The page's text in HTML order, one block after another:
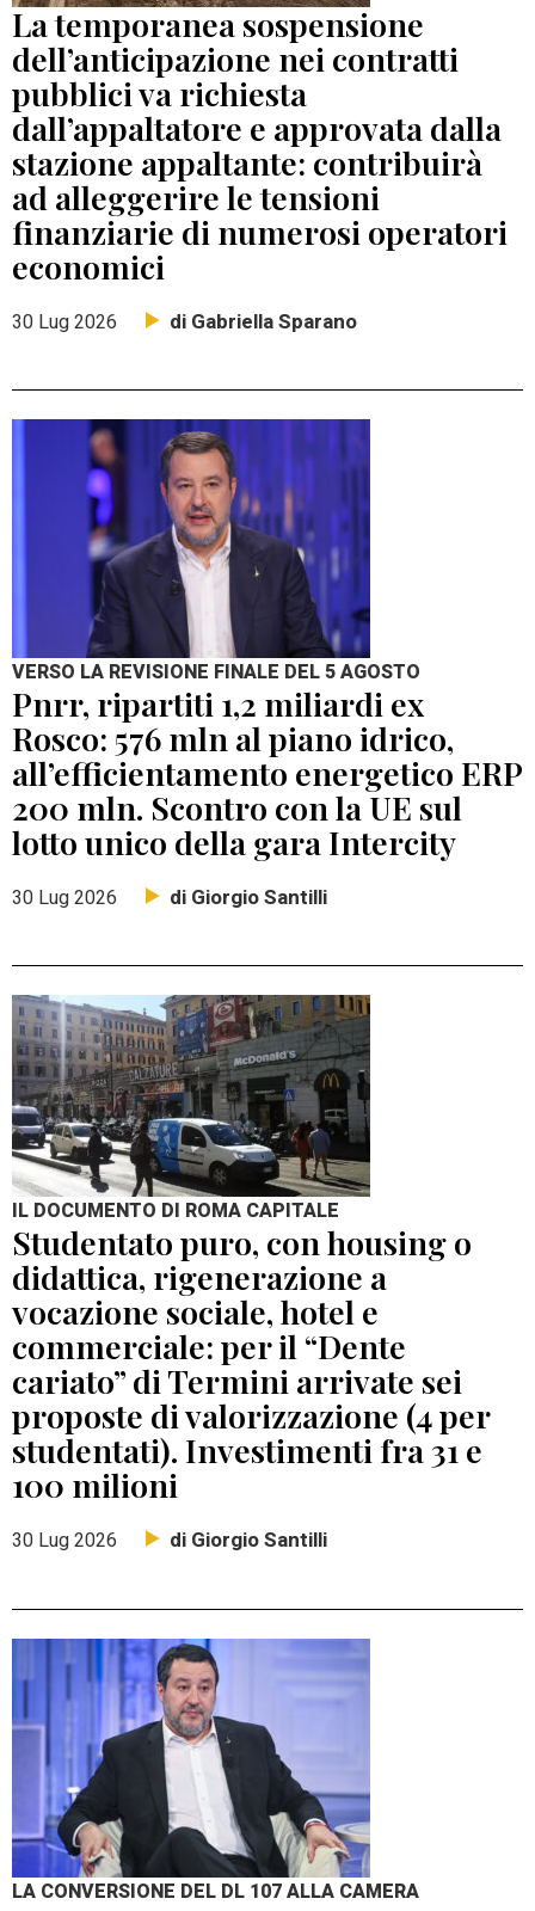
La temporanea sospensione
dell’anticipazione nei contratti
pubblici va richiesta
dall’appaltatore e approvata dalla
stazione appaltante: contribuirà
ad alleggerire le tensioni
finanziarie di numerosi operatori
economici
30 Lug 2026 di Gabriella Sparano
VERSO LA REVISIONE FINALE DEL 5 AGOSTO
Pnrr, ripartiti 1,2 miliardi ex
Rosco: 576 mln al piano idrico,
all’efficientamento energetico ERP
200 mln. Scontro con la UE sul
lotto unico della gara Intercity
30 Lug 2026 di Giorgio Santilli
IL DOCUMENTO DI ROMA CAPITALE
Studentato puro, con housing o
didattica, rigenerazione a
vocazione sociale, hotel e
commerciale: per il “Dente
cariato” di Termini arrivate sei
proposte di valorizzazione (4 per
studentati). Investimenti fra 31 e
100 milioni
30 Lug 2026 di Giorgio Santilli
LA CONVERSIONE DEL DL 107 ALLA CAMERA